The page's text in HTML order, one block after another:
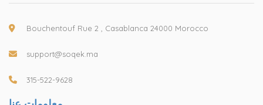
Bouchentouf Rue 2 , Casablanca 24000 Morocco
support@soqek.ma
315-522-9628